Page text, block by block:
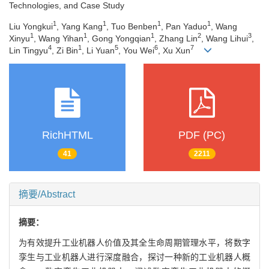
Technologies, and Case Study
Liu Yongkui1 , Yang Kang1 , Tuo Benben1 , Pan Yaduo1
, Wang
Xinyu1 , Wang Yihan1 , Gong Yongqian1 , Zhang Lin2 , Wang Lihui3
Lin Tingyu4 , Zi Bin1 , Li Yuan5 , You Wei6 , Xu Xun7
RichHTML
41
PDF (PC)
2211
摘要/Abstract
摘要：
为有效提升工业机器人价值及其全生命周期管理水平，将数字
孪生与工业机器人进行深度融合，探讨一种新的工业机器人概